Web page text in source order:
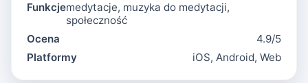
Funkcjemedytacje, muzyka do medytacji,
społeczność
Ocena
4.9/5
Platformy
iOS, Android, Web